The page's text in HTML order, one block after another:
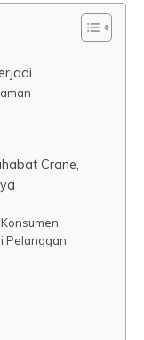
Crane,
Pelanggan